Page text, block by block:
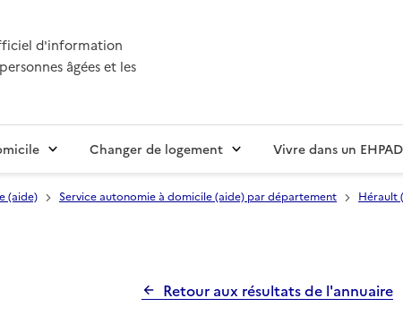
d'information
âgées et les
Changer de logement Vivre dans un EHPAD
(aide) Service autonomie à domicile (aide) par département Hérault
Retour aux résultats de l'annuaire